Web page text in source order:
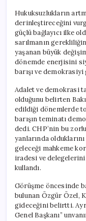
Hukuksuzlukların
derinleştireceğini
güçlü bağlayıcı ilke
sarılmanın
yaşanan büyük
dönemde enerjisini
barışı ve
Adalet ve demokrasi
olduğunu belirten
edildiği dönemlerde
barışın teminatı
dedi. CHP’nin bu
yanlarında
geleceği mahkeme
iradesi ve
kullandı.
Görüşme öncesinde
bulunan Özgür Özel,
gideceğini belirtti.
Genel Başkanı”